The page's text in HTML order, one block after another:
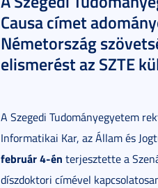
Causa címet
Németország
elismerést az SZTE
A Szegedi Tudományegyetem
Informatikai Kar, az Állam és
február 4-én terjesztette a
díszdoktori címével